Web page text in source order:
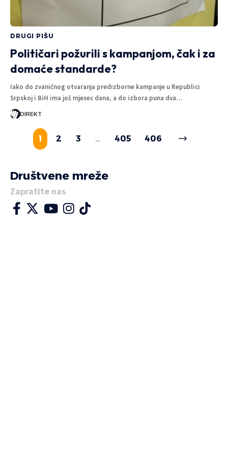
DRUGI PIŠU
Političari požurili s kampanjom, čak i za
domaće standarde?
Iako do zvaničnog otvaranja predizborne kampanje u Republici
Srpskoj i BiH ima još mjesec dana, a do izbora puna dva…
DIREKT
1 2 3 … 405 406
Društvene mreže
Zapratite nas